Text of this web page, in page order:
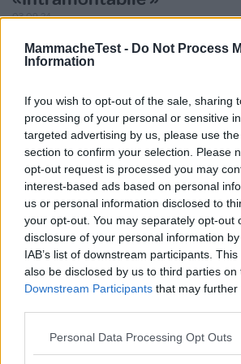
MammacheTest - Do Not Process
Information
If you wish to opt-out of the sale, sharing
processing of your personal or sensitive
targeted advertising by us, please use
section to confirm your selection. Please
opt-out request is processed you may
interest-based ads based on personal
us or personal information disclosed to
your opt-out. You may separately opt-out
disclosure of your personal information
IAB’s list of downstream participants.
also be disclosed by us to third parties on
Downstream Participants that may
Please note that this website/app uses
Personal Data Processing Opt Outs
03.09.24
Una tradizione di tutta la famiglia per
rimane nei ricordi d'infanzia e l
Utile
)
Sara.Melli89
Advisor
«Il migliore per i vetri»
17.05.24
Miglior prodotto in commercio per la
ricordo di questo prodotto fin da...